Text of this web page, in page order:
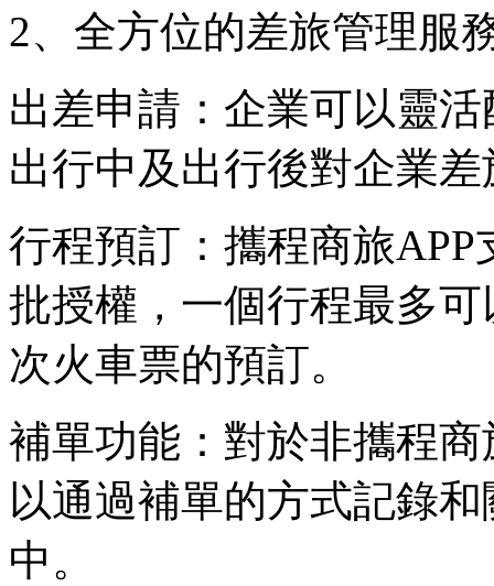
2、全方位的差旅管理服
出差申請：企業可以靈
出行中及出行後對企業
行程預訂：攜程商旅
批授權，一個行程最多
次火車票的預訂。
補單功能：對於非攜程
以通過補單的方式記錄
中。